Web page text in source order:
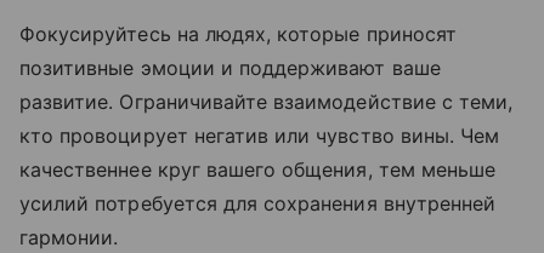
Фокусируйтесь на людях, которые приносят
позитивные эмоции и поддерживают ваше
развитие. Ограничивайте взаимодействие с теми,
кто провоцирует негатив или чувство вины. Чем
качественнее круг вашего общения, тем меньше
усилий потребуется для сохранения внутренней
гармонии.